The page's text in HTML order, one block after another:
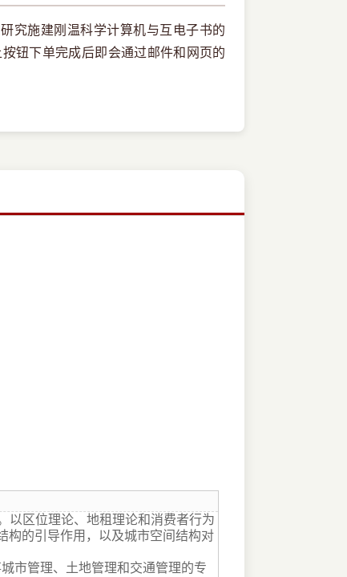
究施建刚温科学计算机与互电子书的
钮下单完成后即会通过邮件和网页的
以区位理论、地租理论和消费者行为
构的引导作用，以及城市空间结构对
市管理、土地管理和交通管理的专